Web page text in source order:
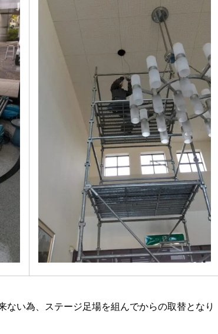
ない為、ステージ足場を組んでからの取替となり